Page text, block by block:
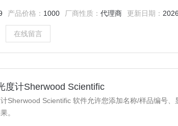
产品价格： 1000 厂商性质： 代理商 更新日期：
在线留言
度计Sherwood Scientific
Sherwood Scientific 软件允许您添加名称/样品编号
。